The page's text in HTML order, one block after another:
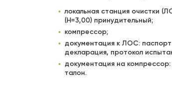
локальная станция очистки
(Н=3,00) принудительный;
компрессор;
документация к ЛОС:
декларация, протокол
документация на
талон.